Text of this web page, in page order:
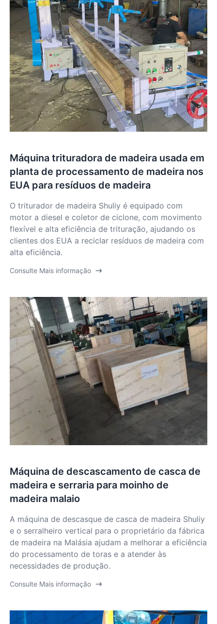
Máquina trituradora de madeira usada em
planta de processamento de madeira nos
EUA para resíduos de madeira
O triturador de madeira Shuliy é equipado com
motor a diesel e coletor de ciclone, com movimento
flexível e alta eficiência de trituração, ajudando os
clientes dos EUA a reciclar resíduos de madeira com
alta eficiência.
Consulte Mais informação
Máquina de descascamento de casca de
madeira e serraria para moinho de
madeira malaio
A máquina de descasque de casca de madeira Shuliy
e o serralheiro vertical para o proprietário da fábrica
de madeira na Malásia ajudam a melhorar a eficiência
do processamento de toras e a atender às
necessidades de produção.
Consulte Mais informação